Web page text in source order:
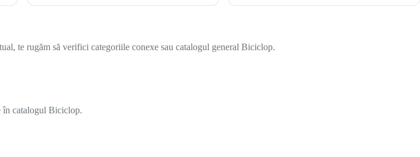
te rugăm să verifici categoriile conexe sau catalogul general Biciclop.
în catalogul Biciclop.